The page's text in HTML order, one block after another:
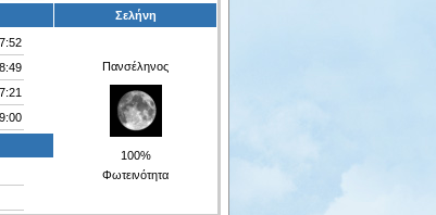
Σελήνη
Πανσέληνος
100%
Φωτεινότητα